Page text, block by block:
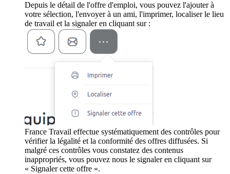
Depuis le détail de l'offre d'emploi, vous pouvez l'ajouter à
votre sélection, l'envoyer à un ami, l'imprimer, localiser le lieu
de travail et la signaler en cliquant sur :
France Travail effectue systématiquement des contrôles pour
vérifier la légalité et la conformité des offres diffusées. Si
malgré ces contrôles vous constatez des contenus
inappropriés, vous pouvez nous le signaler en cliquant sur
« Signaler cette offre ».